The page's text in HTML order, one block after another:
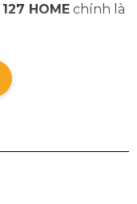
127 HOME chính là